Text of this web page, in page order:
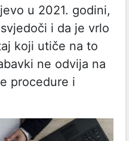
u 2021. godini,
i da je vrlo
koji utiče na to
ne odvija na
procedure i